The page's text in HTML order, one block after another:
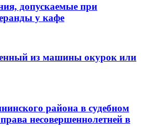
допускаемые при
у кафе
из машины окурок или
района в судебном
несовершеннолетней в